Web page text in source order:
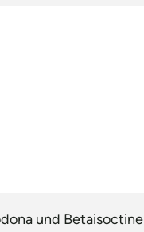
und Betaisoctine